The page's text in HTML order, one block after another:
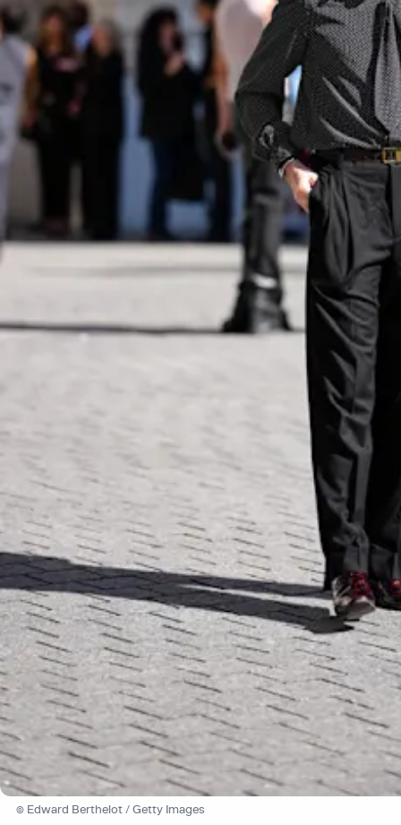
© Edward Berthelot / Getty Images